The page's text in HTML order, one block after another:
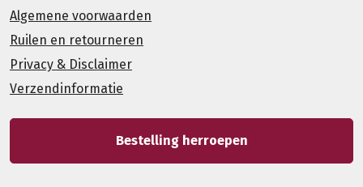
Algemene voorwaarden
Ruilen en retourneren
Privacy & Disclaimer
Verzendinformatie
Bestelling herroepen